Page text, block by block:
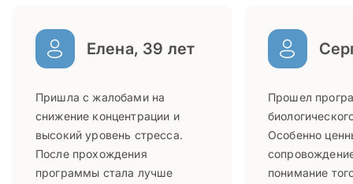
Елена, 39 лет
Пришла с жалобами на
снижение концентрации и
высокий уровень стресса.
После прохождения
программы стала лучше
Прошел
Особенно
понимание